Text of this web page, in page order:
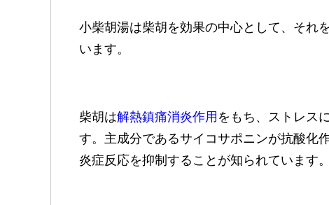
小柴胡湯は柴胡を効果の中心として、それ
います。
柴胡は解熱鎮痛消炎作用 をもち、ストレス
す。主成分であるサイコサポニンが抗酸化
炎症反応を抑制することが知られています。